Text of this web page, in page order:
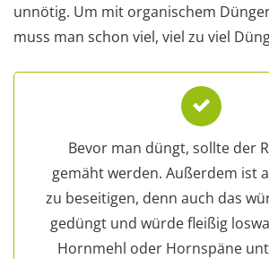
unnötig. Um mit organischem
muss man schon viel, viel zu viel
Bevor man düngt, sollte der
gemäht werden. Außerdem ist
zu beseitigen, denn auch das
gedüngt und würde fleißig
Hornmehl oder Hornspäne